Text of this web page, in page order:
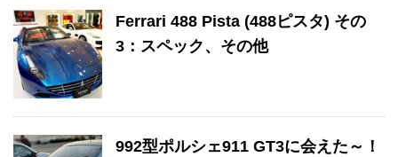
Ferrari 488 Pista (488ピスタ) その
3：スペック、その他
992型ポルシェ911 GT3に会えた～！